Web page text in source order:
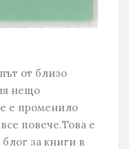
от близо
нещо
е променило
повече.Това е
за книги в